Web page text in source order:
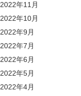
2022年11月
2022年10月
2022年9月
2022年7月
2022年6月
2022年5月
2022年4月